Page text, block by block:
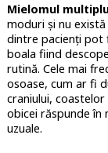
Mielomul
moduri și nu
dintre pacienți pot
boala fiind
rutină. Cele mai
osoase, cum ar fi
craniului,
obicei răspunde în
uzuale.